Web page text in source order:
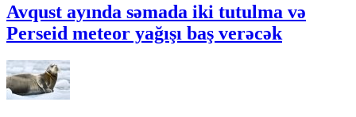
Avqust ayında səmada iki tutulma və
Perseid meteor yağışı baş verəcək